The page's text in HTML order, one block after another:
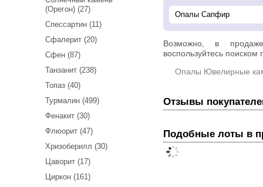
(Орегон) (27)
Спессартин (11)
Сфалерит (20)
Сфен (87)
Танзанит (238)
Топаз (40)
Турмалин (499)
Фенакит (30)
Флюорит (47)
Хризоберилл (30)
Цаворит (17)
Циркон (161)
Возможно, в
воспользуйтесь поиском
Опалы Ювелирные
Отзывы
Подобные лоты в